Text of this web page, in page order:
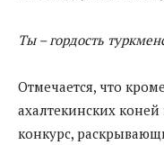
Ты – гордость
Отмечается, что
ахалтекинских
конкурс,